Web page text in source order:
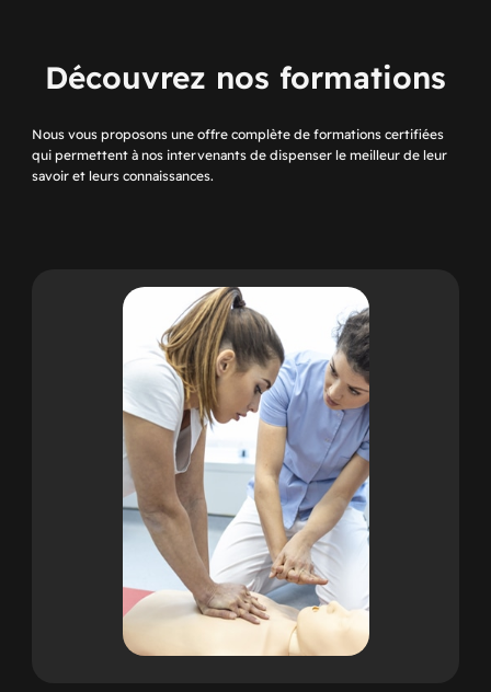
Découvrez nos formations
Nous vous proposons une offre complète de formations certifiées
qui permettent à nos intervenants de dispenser le meilleur de leur
savoir et leurs connaissances.